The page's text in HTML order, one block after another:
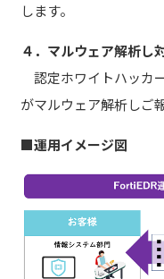
します。
４．マルウェア解析し
認定ホワイトハッカ
がマルウェア解析しご
■運用イメージ図